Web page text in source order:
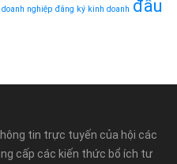
nghiệp đăng ký kinh doanh đầu
tin trực tuyến của hội các
cấp các kiến thức bổ ích tư